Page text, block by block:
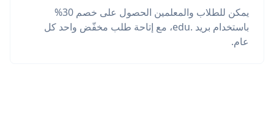
يمكن للطلاب والمعلمين الحصول على خصم 30%
باستخدام بريد .edu، مع إتاحة طلب مخفّض واحد كل
عام.